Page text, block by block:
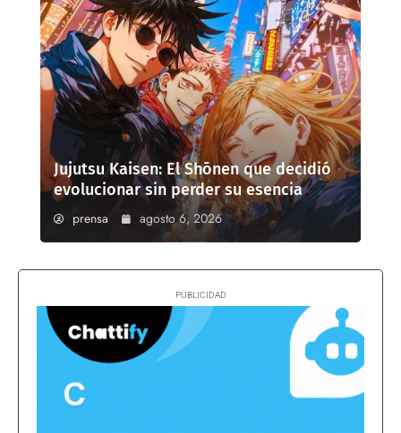
Jujutsu Kaisen: El Shōnen que decidió
evolucionar sin perder su esencia
prensa agosto 6, 2026